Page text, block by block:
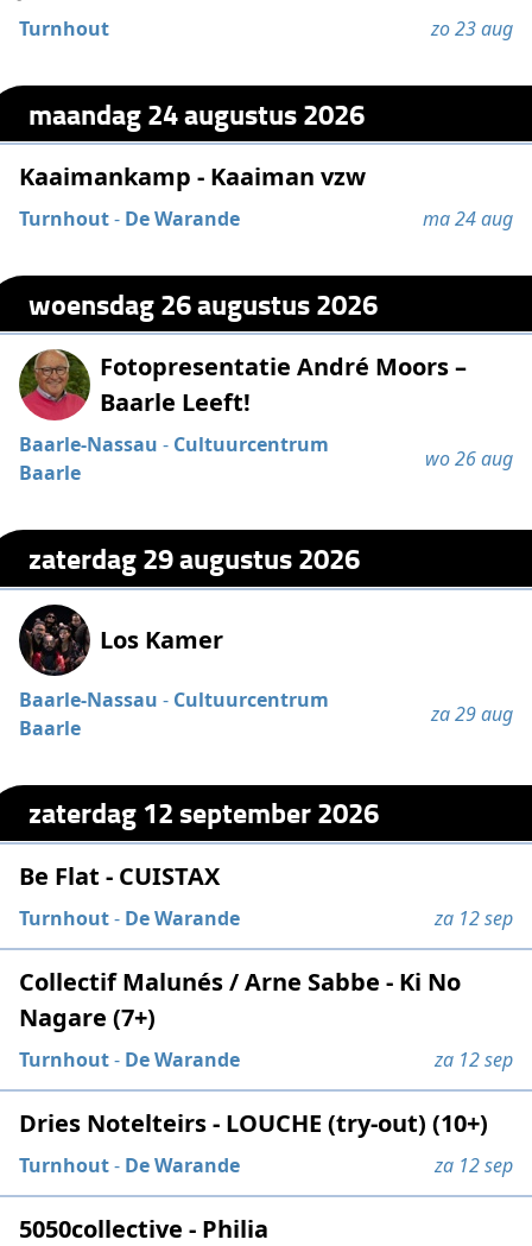
Turnhout zo 23 aug
maandag 24 augustus 2026
Kaaimankamp - Kaaiman vzw
Turnhout- De Warande ma 24 aug
woensdag 26 augustus 2026
Fotopresentatie André Moors –
Baarle Leeft!
Baarle-Nassau - Cultuurcentrum
Baarle
wo 26 aug
zaterdag 29 augustus 2026
Los Kamer
Baarle-Nassau - Cultuurcentrum
Baarle
za 29 aug
zaterdag 12 september 2026
Be Flat - CUISTAX
Turnhout- De Warande za 12 sep
Collectif Malunés / Arne Sabbe - Ki No
Nagare (7+)
Turnhout- De Warande za 12 sep
Dries Notelteirs - LOUCHE (try-out) (10+)
Turnhout- De Warande za 12 sep
5050collective - Philia